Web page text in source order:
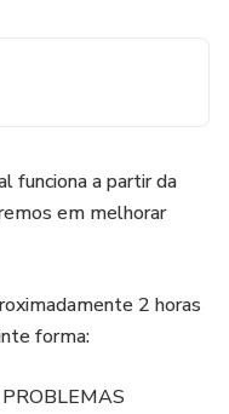
funciona a partir da
em melhorar
2 horas
forma: